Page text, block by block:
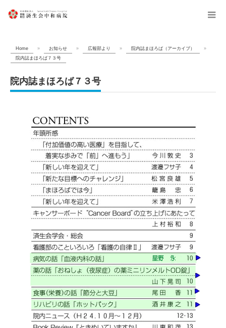
menu
Home » お知らせ » 広報部より » 院内誌まほろば（アーカイブ）
»
院内誌まほろば７３号
院内誌まほろば７３号